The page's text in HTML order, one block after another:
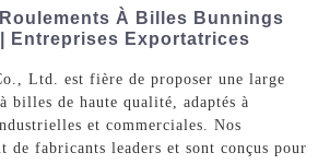
À Billes Bunnings
Entreprises Exportatrices
Ltd. est fière de proposer une large
billes de haute qualité, adaptés à
et commerciales. Nos
de fabricants leaders et sont conçus pour